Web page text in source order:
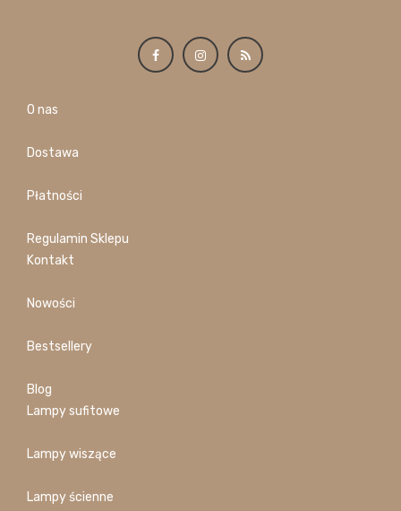
O nas
Dostawa
Płatności
Regulamin Sklepu
Kontakt
Nowości
Bestsellery
Blog
Lampy sufitowe
Lampy wiszące
Lampy ścienne